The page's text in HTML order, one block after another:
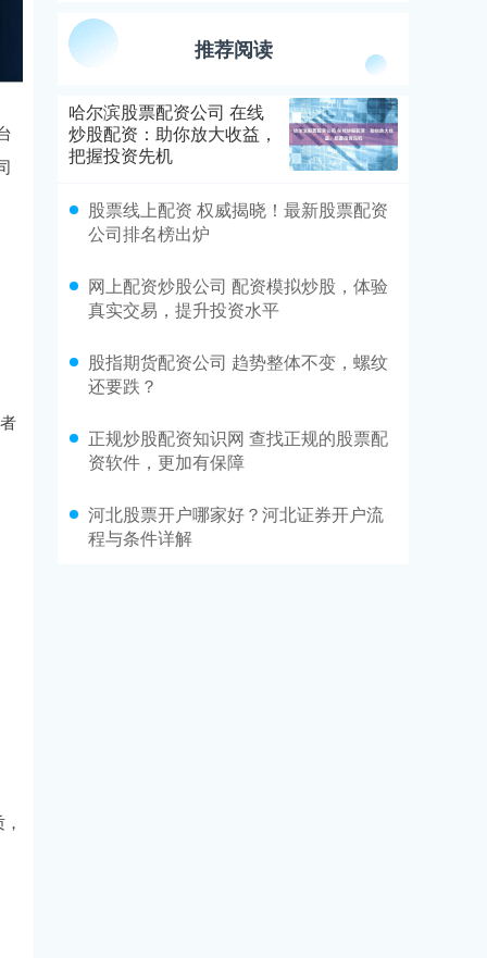
推荐阅读
哈尔滨股票配资公司 在线
炒股配资：助你放大收益，
把握投资先机
股票线上配资 权威揭晓！最新股票配资
公司排名榜出炉
网上配资炒股公司 配资模拟炒股，体验
真实交易，提升投资水平
股指期货配资公司 趋势整体不变，螺纹
还要跌？
正规炒股配资知识网 查找正规的股票配
资软件，更加有保障
河北股票开户哪家好？河北证券开户流
程与条件详解